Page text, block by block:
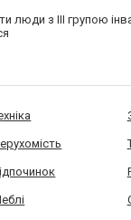
люди з III групою